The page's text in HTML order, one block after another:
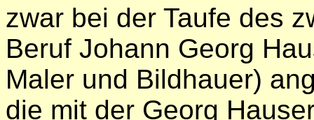
zwar bei der Taufe des
Beruf Johann Georg
Maler und Bildhauer)
die mit der Georg